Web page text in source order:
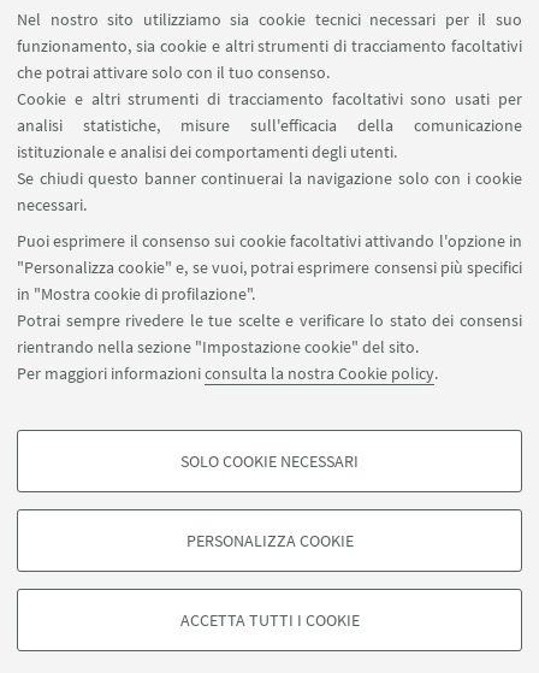
Nel nostro sito utilizziamo sia cookie tecnici necessari per il suo
funzionamento, sia cookie e altri strumenti di tracciamento facoltativi
che potrai attivare solo con il tuo consenso.
Cookie e altri strumenti di tracciamento facoltativi sono usati per
analisi statistiche, misure sull'efficacia della comunicazione
istituzionale e analisi dei comportamenti degli utenti.
Se chiudi questo banner continuerai la navigazione solo con i cookie
necessari.
Puoi esprimere il consenso sui cookie facoltativi attivando l'opzione in
"Personalizza cookie" e, se vuoi, potrai esprimere consensi più specifici
in "Mostra cookie di profilazione".
Potrai sempre rivedere le tue scelte e verificare lo stato dei consensi
rientrando nella sezione "Impostazione cookie" del sito.
Per maggiori informazioniconsulta la nostra Cookie policy.
COOKIE DI PROFILAZIONE - FACOLTATIVI
degli utenti, creare profili in base al loro comportamento sul sito, per analisi
di marketing.
Google/Youtube Video
SOLO COOKIE NECESSARI
PERSONALIZZA COOKIE
ACCETTA TUTTI I COOKIE
Accesso libero e senza barriere al
sapere scientifico.
PROXY
Accedi alle collezioni ad accesso
Ateneo.
+39 051 2093655
arpac.bibliotecanavile.info@unibo.it
Seguici su: